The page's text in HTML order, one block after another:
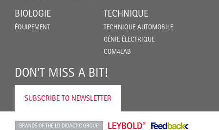
BIOLOGIE
ÉQUIPEMENT
TECHNIQUE
TECHNIQUE AUTOMOBILE
GÉNIE ÉLECTRIQUE
COM4LAB
DON'T MISS A BIT!
SUBSCRIBE TO NEWSLETTER